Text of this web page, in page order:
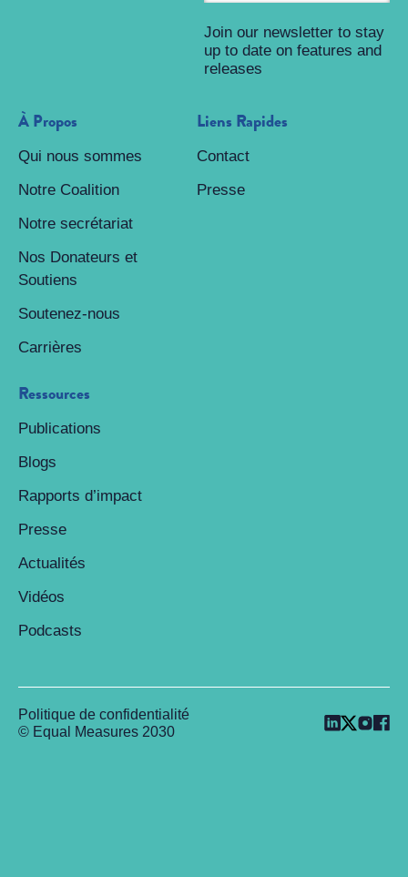
À Propos
Qui nous sommes
Notre Coalition
Notre secrétariat
Nos Donateurs et
Soutiens
Soutenez-nous
Carrières
Ressources
Publications
Blogs
Rapports d’impact
Presse
Actualités
Vidéos
Podcasts
Liens Rapides
Contact
Presse
Join our newsletter to stay
up to date on features and
releases
© Equal Measures 2030
Politique de confidentialité